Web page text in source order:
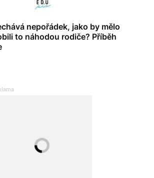
nepořádek, jako by mělo
to náhodou rodiče? Příběh